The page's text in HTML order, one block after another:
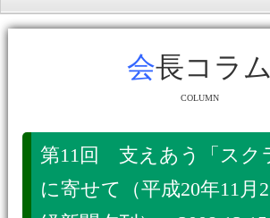
会長コラム
COLUMN
第11回 支えあう「スク
に寄せて（平成20年11月